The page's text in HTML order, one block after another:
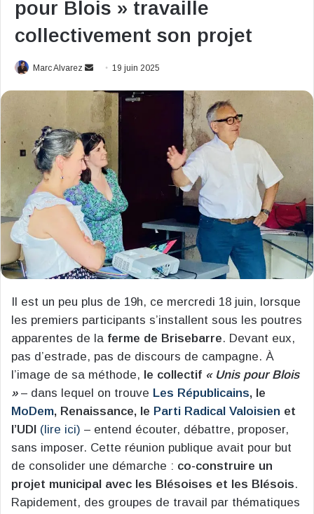
pour Blois » travaille
collectivement son projet
Marc Alvarez
Envoyer
courriel
19 juin 2025
Il est un peu plus de 19h, ce mercredi 18 juin, lorsque
les premiers participants s’installent sous les poutres
apparentes de la ferme de Brisebarre. Devant eux,
pas d’estrade, pas de discours de campagne. À
l’image de sa méthode, le collectif « Unis pour Blois
»– dans lequel on trouve Les Républicains, le
MoDem, Renaissance, le Parti Radical Valoisien et
l’UDI (lire ici) – entend écouter, débattre, proposer,
sans imposer. Cette réunion publique avait pour but
de consolider une démarche : co-construire un
projet municipal avec les Blésoises et les Blésois.
Rapidement, des groupes de travail par thématiques